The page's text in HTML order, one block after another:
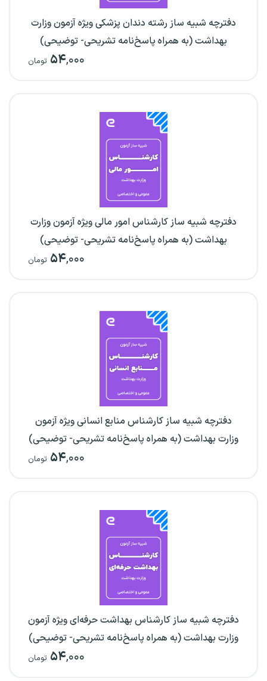
دفترچه شبیه ساز رشته دندان پزشکی ویژه آزمون وزارت
بهداشت (به همراه پاسخ‌نامه تشریحی- توضیحی)
۵۴,۰۰۰ تومان
دفترچه شبیه ساز کارشناس امور مالی ویژه آزمون وزارت
بهداشت (به همراه پاسخ‌نامه تشریحی- توضیحی)
۵۴,۰۰۰ تومان
دفترچه شبیه ساز کارشناس منابع انسانی ویژه آزمون
وزارت بهداشت (به همراه پاسخ‌نامه تشریحی- توضیحی)
۵۴,۰۰۰ تومان
دفترچه شبیه ساز کارشناس بهداشت حرفه‌ای ویژه آزمون
وزارت بهداشت (به همراه پاسخ‌نامه تشریحی- توضیحی)
۵۴,۰۰۰ تومان